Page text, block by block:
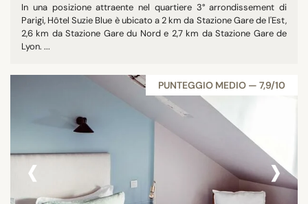
In una posizione attraente nel quartiere 3° arrondissement di
Parigi, Hôtel Suzie Blue è ubicato a 2 km da Stazione Gare de l'Est,
2,6 km da Stazione Gare du Nord e 2,7 km da Stazione Gare de
Lyon. ...
PUNTEGGIO MEDIO — 7,9/10
‹ ›